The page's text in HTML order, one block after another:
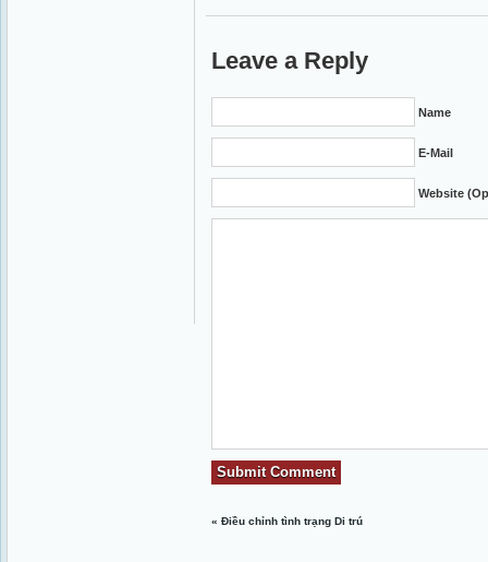
Leave a Reply
Name
E-Mail
Website
«Điều chỉnh tình trạng Di trú